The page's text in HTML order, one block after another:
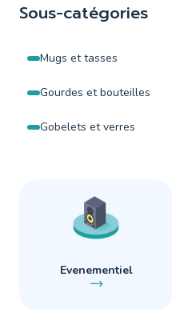
Sous-catégories
Mugs et tasses
Gourdes et bouteilles
Gobelets et verres
Evenementiel